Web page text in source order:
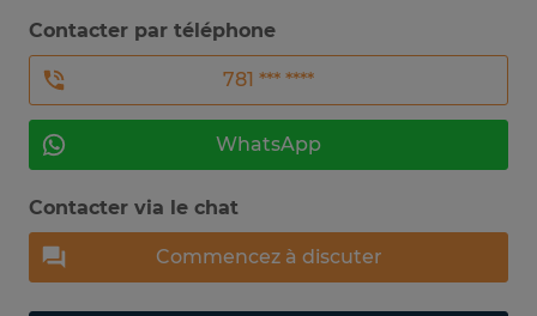
Contacter par téléphone
781 *** ****
WhatsApp
Contacter via le chat
Commencez à discuter